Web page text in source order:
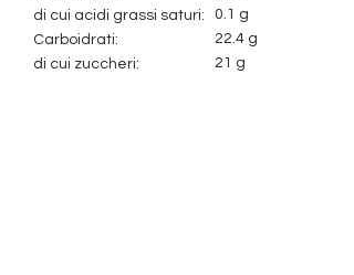
di cui acidi grassi saturi:
Carboidrati:
di cui zuccheri:
0.1 g
22.4 g
21 g